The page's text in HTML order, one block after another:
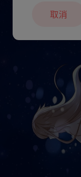
取消